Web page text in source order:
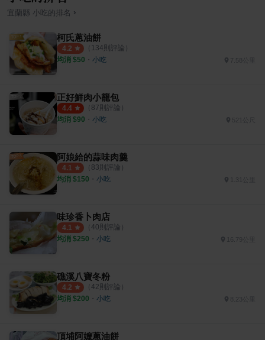
宜蘭縣 小吃 的排名 ›
柯氏蔥油餅
4.2 （ 134則評論）
均消 $50 ・ 小吃 7.58公里
正好鮮肉小籠包
4.4 （ 87則評論）
均消 $90 ・ 小吃 521公尺
阿娘給的蒜味肉羹
4.1 （ 83則評論）
均消 $150 ・ 小吃
味珍香卜肉店
4.1 （ 40則評論）
均消 $250 ・ 小吃
礁溪八寶冬粉
4.2 （ 42則評論）
均消 $200 ・ 小吃
頂埔阿嬤蔥油餅